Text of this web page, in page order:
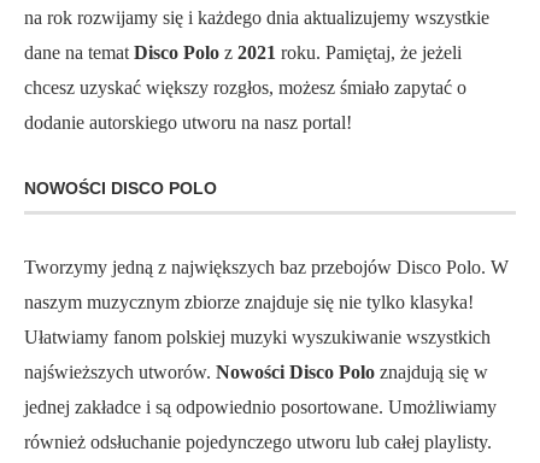
na rok rozwijamy się i każdego dnia aktualizujemy wszystkie
dane na tematDisco Polo z 2021 roku. Pamiętaj, że jeżeli
chcesz uzyskać większy rozgłos, możesz śmiało zapytać o
dodanie autorskiego utworu na nasz portal!
NOWOŚCI DISCO POLO
Tworzymy jedną z największych baz przebojów Disco Polo. W
naszym muzycznym zbiorze znajduje się nie tylko klasyka!
Ułatwiamy fanom polskiej muzyki wyszukiwanie wszystkich
najświeższych utworów. Nowości Disco Polo znajdują się w
jednej zakładce i są odpowiednio posortowane. Umożliwiamy
również odsłuchanie pojedynczego utworu lub całej playlisty.